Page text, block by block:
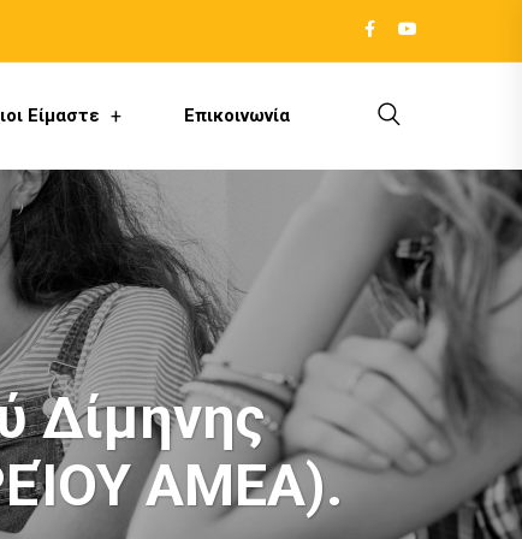
Είμαστε Επικοινωνία
Δίμηνης
ΑΜΕΑ).